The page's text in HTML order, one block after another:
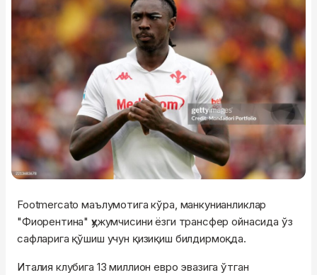
Footmercato маълумотига кўра, манкунианликлар
"Фиорентина" ҳужумчисини ёзги трансфер ойнасида ўз
сафларига қўшиш учун қизиқиш билдирмоқда.
Италия клубига 13 миллион евро эвазига ўтган